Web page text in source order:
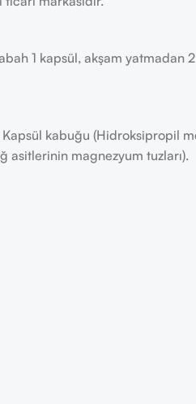
1 kapsül, akşam yatmadan
kabuğu (Hidroksipropil
asitlerinin magnezyum tuzları).